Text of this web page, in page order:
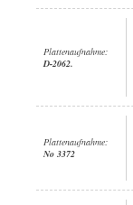
Plattenaufnahme:
D-2062.
Plattenaufnahme:
No 3372